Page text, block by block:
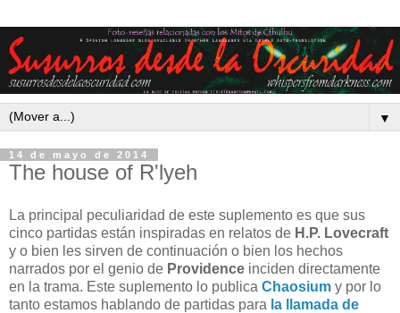
▼
14 de mayo de 2014
The house of R'lyeh
La principal peculiaridad de este suplemento es que sus
cinco partidas están inspiradas en relatos de H.P. Lovecraft
y o bien les sirven de continuación o bien los hechos
narrados por el genio de Providence inciden directamente
en la trama. Este suplemento lo publica Chaosium y por lo
tanto estamos hablando de partidas para la llamada de